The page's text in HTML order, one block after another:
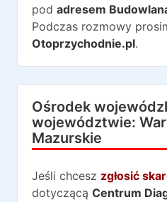
pod adresem
Podczas rozmowy
Otoprzychodnie.pl.
Ośrodek
województwie:
Mazurskie
Jeśli chcesz zgłosić
dotyczącą Centrum